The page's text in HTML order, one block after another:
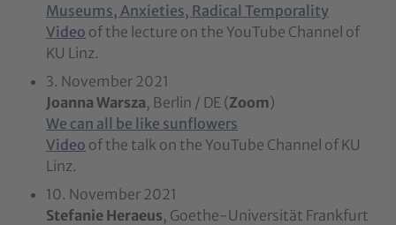
Museums, Anxieties, Radical Temporality
Video of the lecture on the YouTube Channel of
KU Linz.
3. November 2021
Joanna Warsza, Berlin / DE (Zoom)
We can all be like sunflowers
Video of the talk on the YouTube Channel of KU
Linz.
10. November 2021
Stefanie Heraeus, Goethe-Universität Frankfurt